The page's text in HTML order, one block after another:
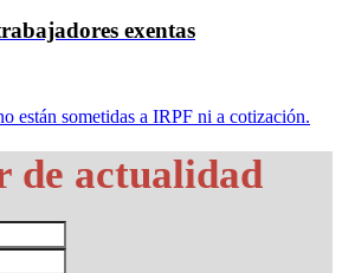
exentas
están sometidas a IRPF ni a cotización.
de actualidad